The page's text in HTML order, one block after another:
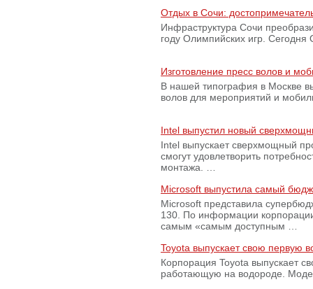
Отдых в Сочи:
Инфраструктура Сочи
году Олимпийских игр.
Изготовление пресс волов и
В нашей типография в Москве
волов для мероприятий и
Intel выпустил новый
Intel выпускает сверхмощный
смогут удовлетворить
монтажа. …
Microsoft выпустила самый
Microsoft представила
130. По информации
самым «самым доступным …
Toyota выпускает свою первую
Корпорация Toyota выпускает
работающую на водороде.